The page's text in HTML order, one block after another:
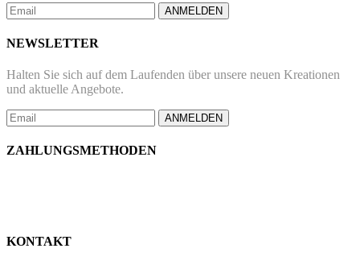
ANMELDEN
NEWSLETTER
Halten Sie sich auf dem Laufenden über unsere neuen Kreationen
und aktuelle Angebote.
ANMELDEN
ZAHLUNGSMETHODEN
KONTAKT